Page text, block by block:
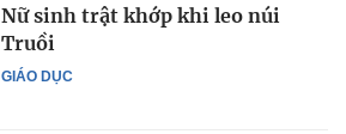
GIÁO DỤC
Nữ sinh trật khớp khi leo núi
Truồi